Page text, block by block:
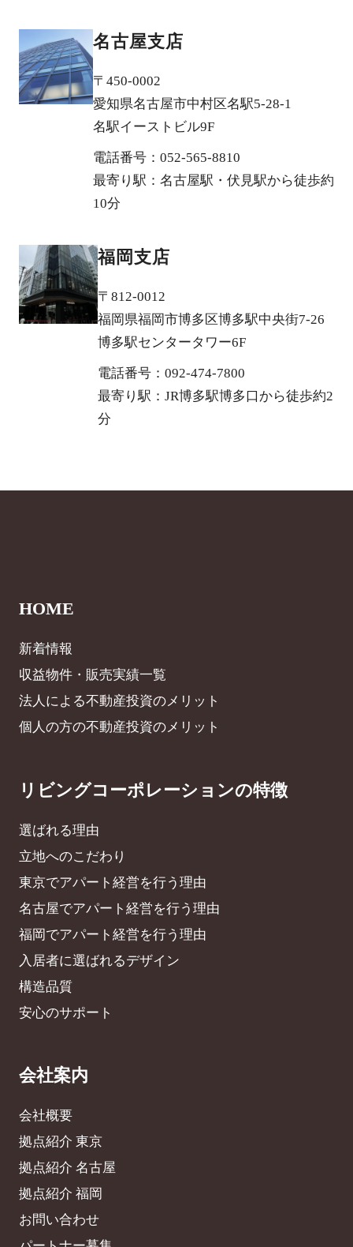
名古屋支店
〒450-0002
愛知県名古屋市中村区名駅5-28-1
名駅イーストビル9F
電話番号：052-565-8810
最寄り駅：名古屋駅・伏見駅から徒歩約
10分
福岡支店
〒812-0012
福岡県福岡市博多区博多駅中央街7-26
博多駅センタータワー6F
電話番号：092-474-7800
最寄り駅：JR博多駅博多口から徒歩約2
分
HOME
新着情報
収益物件・販売実績一覧
法人による不動産投資のメリット
個人の方の不動産投資のメリット
リビングコーポレーションの特徴
選ばれる理由
立地へのこだわり
東京でアパート経営を行う理由
名古屋でアパート経営を行う理由
福岡でアパート経営を行う理由
入居者に選ばれるデザイン
構造品質
安心のサポート
会社案内
会社概要
拠点紹介 東京
拠点紹介 名古屋
拠点紹介 福岡
お問い合わせ